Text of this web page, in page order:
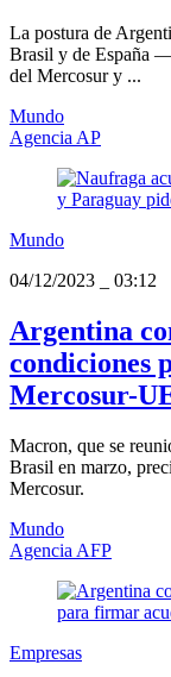
La postura de
Brasil y de España
del Mercosur y ...
Mundo
Agencia AP
Mundo
04/12/2023
03:12
Argentina
condiciones
Mercosur-
Macron, que se
Brasil en marzo,
Mercosur.
Mundo
Agencia AFP
Empresas